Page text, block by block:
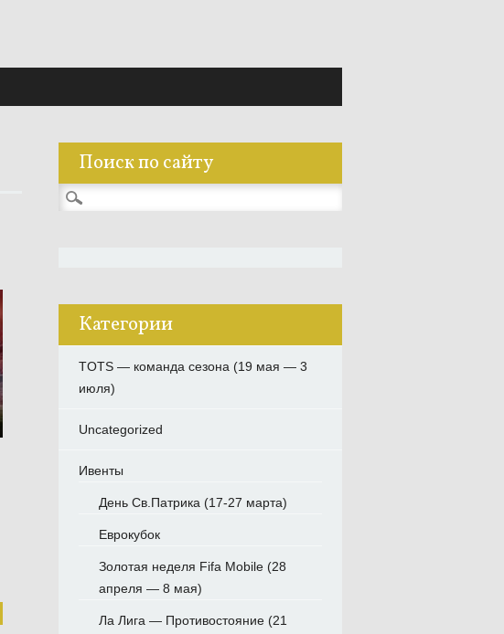
Поиск по сайту
Найти:
Категории
TOTS — команда сезона (19 мая — 3
июля)
Uncategorized
Ивенты
День Св.Патрика (17-27 марта)
Еврокубок
Золотая неделя Fifa Mobile (28
апреля — 8 мая)
Ла Лига — Противостояние (21